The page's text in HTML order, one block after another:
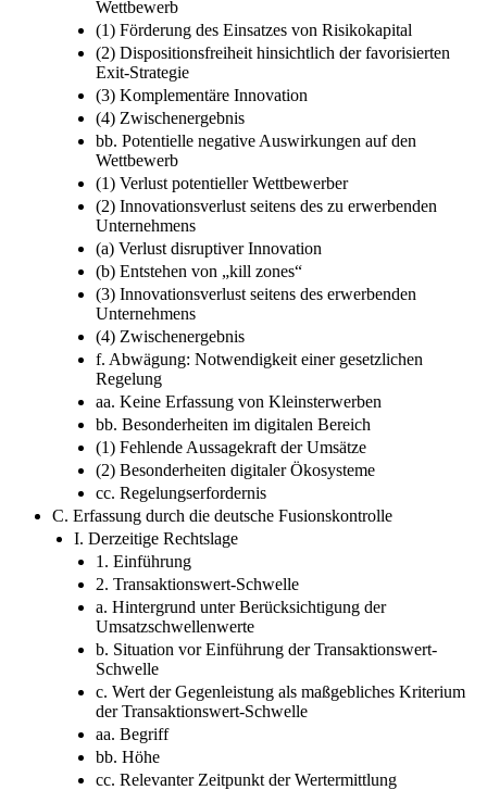
Wettbewerb
(1) Förderung des Einsatzes von Risikokapital
(2) Dispositionsfreiheit hinsichtlich der favorisierten
Exit-Strategie
(3) Komplementäre Innovation
(4) Zwischenergebnis
bb. Potentielle negative Auswirkungen auf den
Wettbewerb
(1) Verlust potentieller Wettbewerber
(2) Innovationsverlust seitens des zu erwerbenden
Unternehmens
(a) Verlust disruptiver Innovation
(b) Entstehen von „kill zones“
(3) Innovationsverlust seitens des erwerbenden
Unternehmens
(4) Zwischenergebnis
f. Abwägung: Notwendigkeit einer gesetzlichen
Regelung
aa. Keine Erfassung von Kleinsterwerben
bb. Besonderheiten im digitalen Bereich
(1) Fehlende Aussagekraft der Umsätze
(2) Besonderheiten digitaler Ökosysteme
cc. Regelungserfordernis
C. Erfassung durch die deutsche Fusionskontrolle
I. Derzeitige Rechtslage
1. Einführung
2. Transaktionswert-Schwelle
a. Hintergrund unter Berücksichtigung der
Umsatzschwellenwerte
b. Situation vor Einführung der Transaktionswert-
Schwelle
c. Wert der Gegenleistung als maßgebliches Kriterium
der Transaktionswert-Schwelle
aa. Begriff
bb. Höhe
cc. Relevanter Zeitpunkt der Wertermittlung